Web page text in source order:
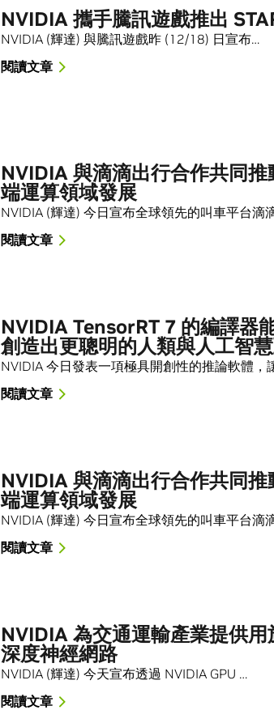
NVIDIA 攜手騰訊遊戲推出
NVIDIA (輝達) 與騰訊遊戲昨 (12/18) 日宣布…
閱讀文章
NVIDIA 與滴滴出行合作共同
端運算領域發展
NVIDIA (輝達) 今日宣布全球領先的叫車平台滴
閱讀文章
NVIDIA TensorRT 7 的編譯器
創造出更聰明的人類與人工智
NVIDIA 今日發表一項極具開創性的推論軟體，
閱讀文章
NVIDIA 與滴滴出行合作共同
端運算領域發展
NVIDIA (輝達) 今日宣布全球領先的叫車平台滴
閱讀文章
NVIDIA 為交通運輸產業提供
深度神經網路
NVIDIA (輝達) 今天宣布透過 NVIDIA GPU …
閱讀文章